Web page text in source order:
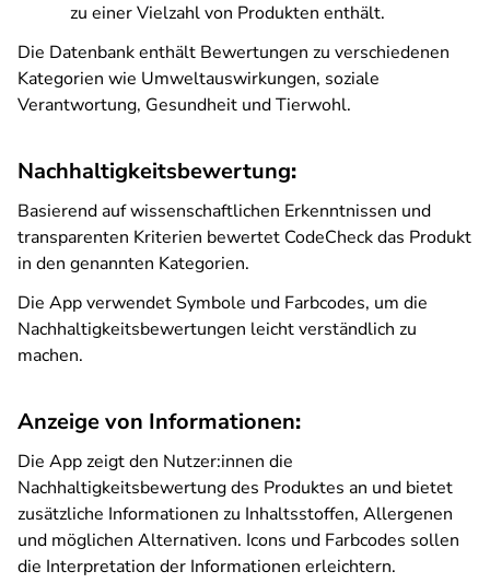
zu einer Vielzahl von Produkten enthält.
Die Datenbank enthält Bewertungen zu verschiedenen
Kategorien wie Umweltauswirkungen, soziale
Verantwortung, Gesundheit und Tierwohl.
Nachhaltigkeitsbewertung:
Basierend auf wissenschaftlichen Erkenntnissen und
transparenten Kriterien bewertet CodeCheck das Produkt
in den genannten Kategorien.
Die App verwendet Symbole und Farbcodes, um die
Nachhaltigkeitsbewertungen leicht verständlich zu
machen.
Anzeige von Informationen:
Die App zeigt den Nutzer:innen die
Nachhaltigkeitsbewertung des Produktes an und bietet
zusätzliche Informationen zu Inhaltsstoffen, Allergenen
und möglichen Alternativen. Icons und Farbcodes sollen
die Interpretation der Informationen erleichtern.